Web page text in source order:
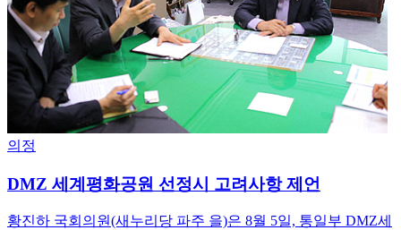
의정
DMZ 세계평화공원 선정시 고려사항 제언
황진하 국회의원(새누리당 파주 을)은 8월 5일, 통일부 DMZ세